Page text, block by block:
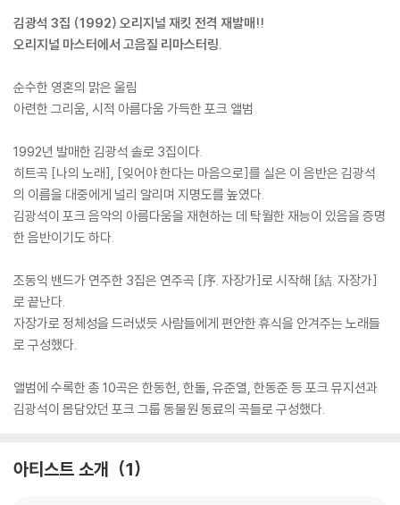
김광석 3집 (1992) 오리지널 재킷 전격 재발매!!
오리지널 마스터에서 고음질 리마스터링.
순수한 영혼의 맑은 울림
아련한 그리움, 시적 아름다움 가득한 포크 앨범
1992년 발매한 김광석 솔로 3집이다.
히트곡 [나의 노래], [잊어야 한다는 마음으로]를 실은 이 음반은 김광석
의 이름을 대중에게 널리 알리며 지명도를 높였다.
김광석이 포크 음악의 아름다움을 재현하는 데 탁월한 재능이 있음을 증명
한 음반이기도 하다.
조동익 밴드가 연주한 3집은 연주곡 [序. 자장가]로 시작해 [結. 자장가]
로 끝난다.
자장가로 정체성을 드러냈듯 사람들에게 편안한 휴식을 안겨주는 노래들
로 구성했다.
앨범에 수록한 총 10곡은 한동헌, 한돌, 유준열, 한동준 등 포크 뮤지션과
김광석이 몸담았던 포크 그룹 동물원 동료의 곡들로 구성했다.
아티스트 소개 1